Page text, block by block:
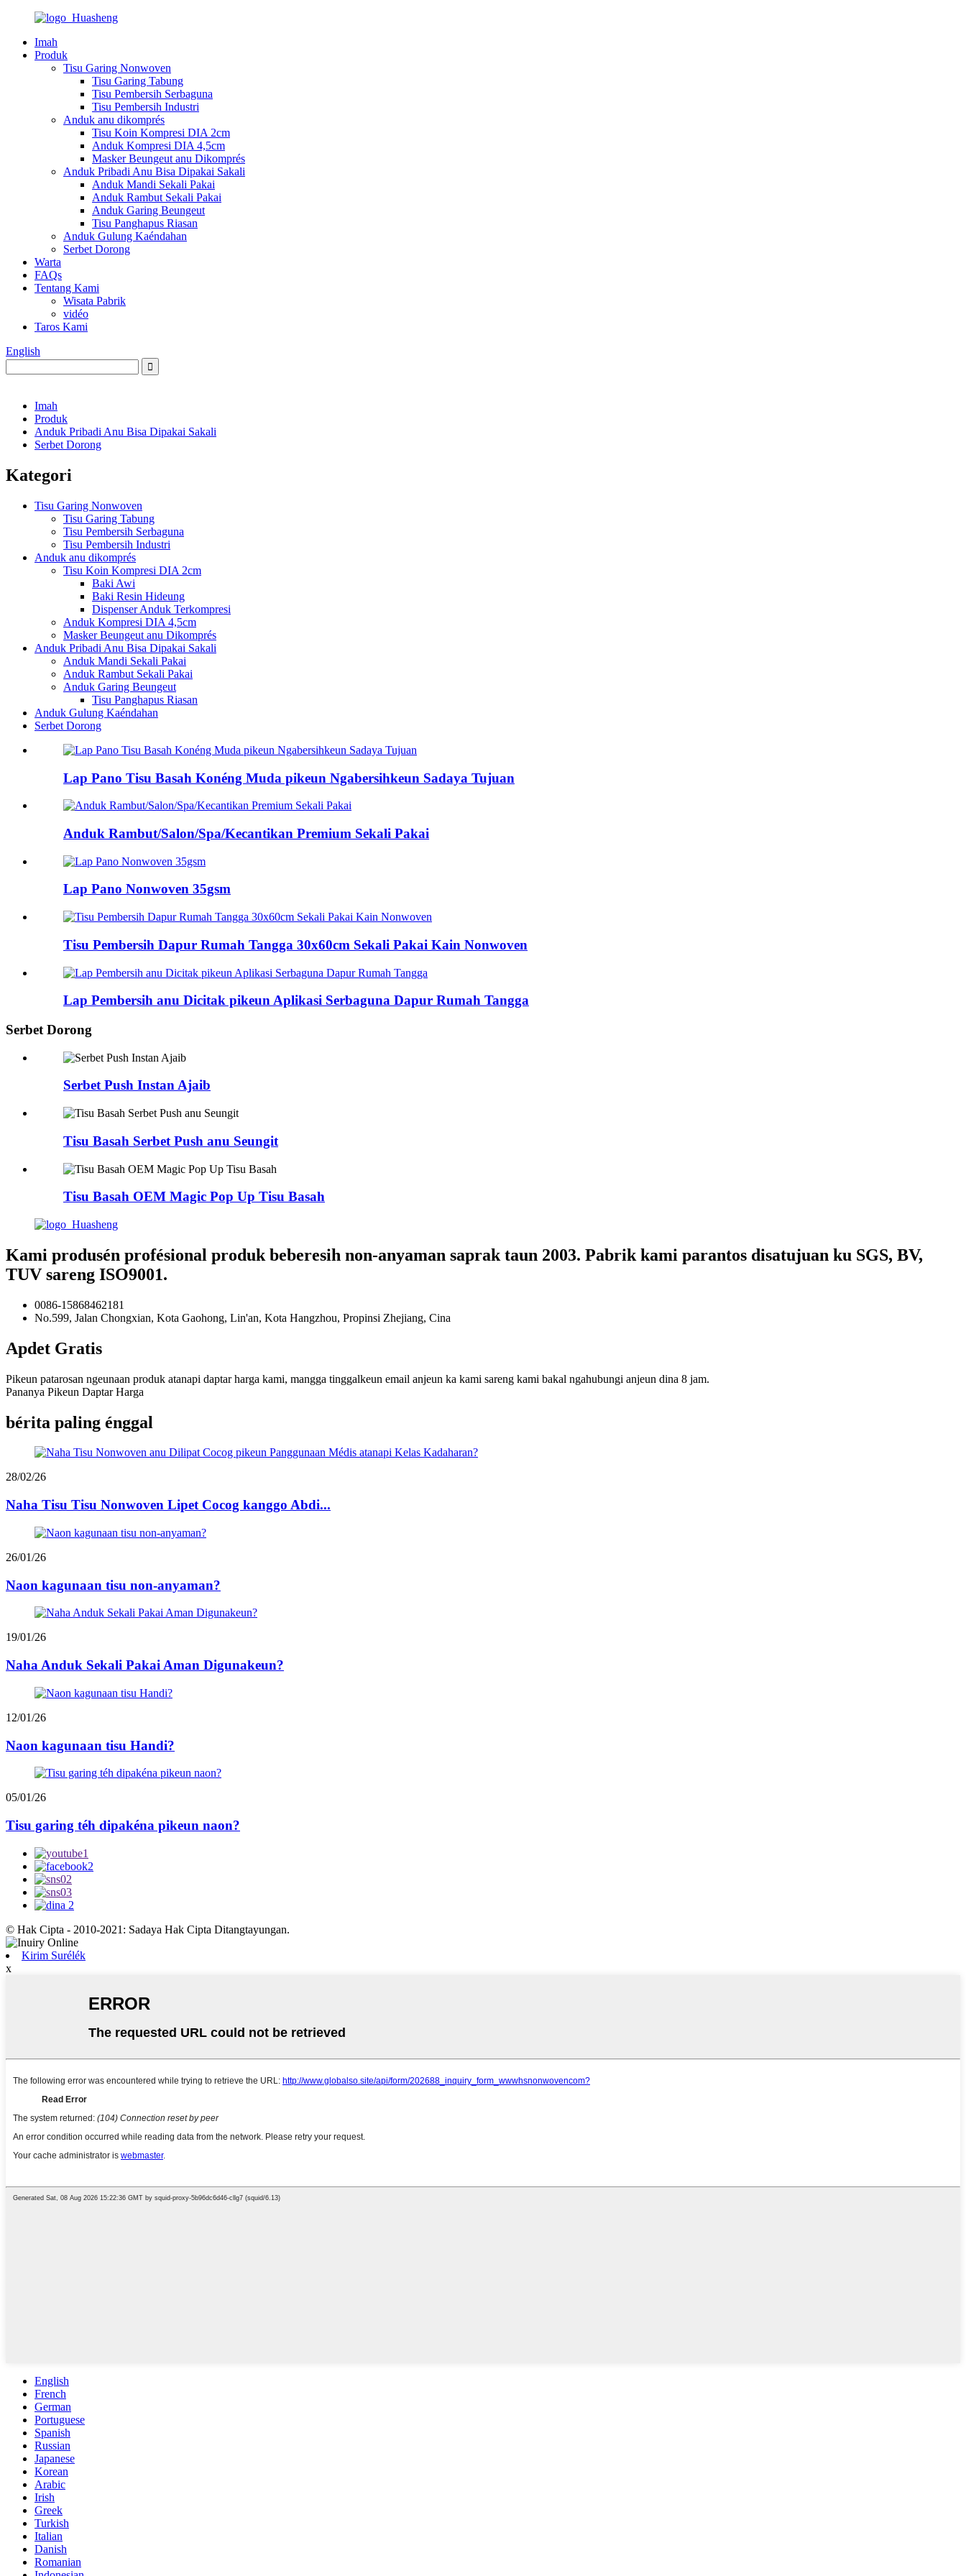
Imah
Produk
Tisu Garing Nonwoven
Tisu Garing Tabung
Tisu Pembersih Serbaguna
Tisu Pembersih Industri
Anduk anu dikomprés
Tisu Koin Kompresi DIA 2cm
Anduk Kompresi DIA 4,5cm
Masker Beungeut anu Dikomprés
Anduk Pribadi Anu Bisa Dipakai Sakali
Anduk Mandi Sekali Pakai
Anduk Rambut Sekali Pakai
Anduk Garing Beungeut
Tisu Panghapus Riasan
Anduk Gulung Kaéndahan
Serbet Dorong
Warta
FAQs
Tentang Kami
Wisata Pabrik
vidéo
Taros Kami
English
Imah
Produk
Anduk Pribadi Anu Bisa Dipakai Sakali
Serbet Dorong
Kategori
Tisu Garing Nonwoven
Tisu Garing Tabung
Tisu Pembersih Serbaguna
Tisu Pembersih Industri
Anduk anu dikomprés
Tisu Koin Kompresi DIA 2cm
Baki Awi
Baki Resin Hideung
Dispenser Anduk Terkompresi
Anduk Kompresi DIA 4,5cm
Masker Beungeut anu Dikomprés
Anduk Pribadi Anu Bisa Dipakai Sakali
Anduk Mandi Sekali Pakai
Anduk Rambut Sekali Pakai
Anduk Garing Beungeut
Tisu Panghapus Riasan
Anduk Gulung Kaéndahan
Serbet Dorong
Lap Pano Tisu Basah Konéng Muda pikeun Ngabersihkeun Sadaya Tujuan
Anduk Rambut/Salon/Spa/Kecantikan Premium Sekali Pakai
Lap Pano Nonwoven 35gsm
Tisu Pembersih Dapur Rumah Tangga 30x60cm Sekali Pakai Kain Nonwoven
Lap Pembersih anu Dicitak pikeun Aplikasi Serbaguna Dapur Rumah Tangga
Serbet Dorong
Serbet Push Instan Ajaib
Tisu Basah Serbet Push anu Seungit
Tisu Basah OEM Magic Pop Up Tisu Basah
Kami produsén profésional produk beberesih non-anyaman saprak taun 2003. Pabrik kami parantos disatujuan ku SGS, BV,
TUV sareng ISO9001.
0086-15868462181
No.599, Jalan Chongxian, Kota Gaohong, Lin'an, Kota Hangzhou, Propinsi Zhejiang, Cina
Apdet Gratis
Pikeun patarosan ngeunaan produk atanapi daptar harga kami, mangga tinggalkeun email anjeun ka kami sareng kami bakal ngahubungi anjeun dina 8 jam.
Pananya Pikeun Daptar Harga
bérita paling énggal
28/02/26
Naha Tisu Tisu Nonwoven Lipet Cocog kanggo Abdi...
26/01/26
Naon kagunaan tisu non-anyaman?
19/01/26
Naha Anduk Sekali Pakai Aman Digunakeun?
12/01/26
Naon kagunaan tisu Handi?
05/01/26
Tisu garing téh dipakéna pikeun naon?
© Hak Cipta - 2010-2021: Sadaya Hak Cipta Ditangtayungan.
Kirim Surélék
x
English
French
German
Portuguese
Spanish
Russian
Japanese
Korean
Arabic
Irish
Greek
Turkish
Italian
Danish
Romanian